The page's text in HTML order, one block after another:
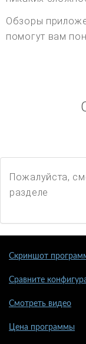
Обзоры
помогут вам
Пожалуйста,
разделе
Скриншот
Сравните
Смотреть видео
Цена программы